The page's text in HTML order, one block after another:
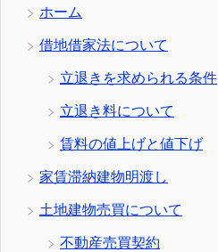
ホーム
借地借家法について
立退きを求められる条件
立退き料について
賃料の値上げと値下げ
家賃滞納建物明渡し
土地建物売買について
不動産売買契約